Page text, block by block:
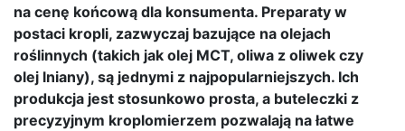
na cenę końcową dla konsumenta. Preparaty w
postaci kropli, zazwyczaj bazujące na olejach
roślinnych (takich jak olej MCT, oliwa z oliwek czy
olej lniany), są jednymi z najpopularniejszych. Ich
produkcja jest stosunkowo prosta, a buteleczki z
precyzyjnym kroplomierzem pozwalają na łatwe